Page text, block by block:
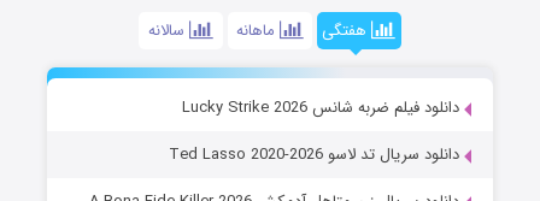
هفتگی ماهانه سالانه
دانلود فیلم ضربه شانس Lucky Strike 2026
دانلود سریال تد لاسو Ted Lasso 2020-2026